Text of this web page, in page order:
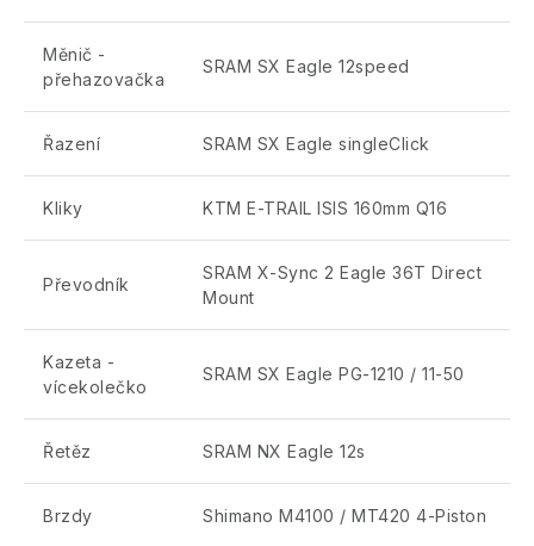
Měnič -
přehazovačka
SRAM SX Eagle 12speed
Řazení SRAM SX Eagle singleClick
Kliky KTM E-TRAIL ISIS 160mm Q16
Převodník
SRAM X-Sync 2 Eagle 36T Direct
Mount
Kazeta -
vícekolečko
SRAM SX Eagle PG-1210 / 11-50
Řetěz SRAM NX Eagle 12s
Brzdy Shimano M4100 / MT420 4-Piston